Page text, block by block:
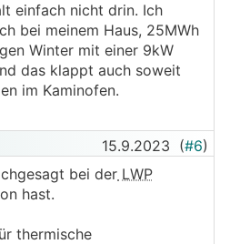
einfach nicht drin. Ich
bei meinem Haus, 25MWh
Winter mit einer 9kW
das klappt auch soweit
im Kaminofen.
15.9.2023 (#6)
bei der LWP
hast.
thermische